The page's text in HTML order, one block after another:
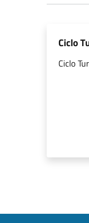
Ciclo
Ciclo